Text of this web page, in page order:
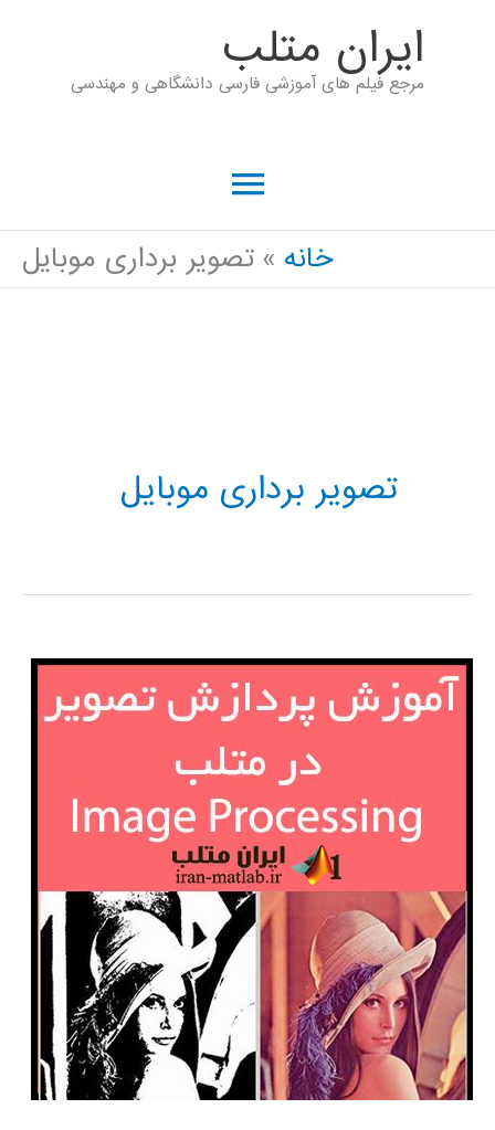
ايران متلب
مرجع فیلم های آموزشی فارسی دانشگاهی و مهندسی
فهرست
اصلی خانه تصویر برداری موبایل
تصویر برداری موبایل